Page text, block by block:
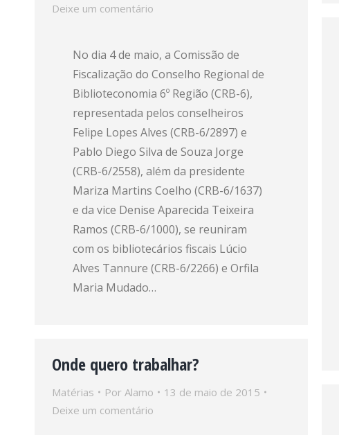
Deixe um comentário
No dia 4 de maio, a Comissão de
Fiscalização do Conselho Regional de
Biblioteconomia 6º Região (CRB-6),
representada pelos conselheiros
Felipe Lopes Alves (CRB-6/2897) e
Pablo Diego Silva de Souza Jorge
(CRB-6/2558), além da presidente
Mariza Martins Coelho (CRB-6/1637)
e da vice Denise Aparecida Teixeira
Ramos (CRB-6/1000), se reuniram
com os bibliotecários fiscais Lúcio
Alves Tannure (CRB-6/2266) e Orfila
Maria Mudado…
Onde quero trabalhar?
Matérias Por Alamo
13 de maio de 2015
Deixe um comentário